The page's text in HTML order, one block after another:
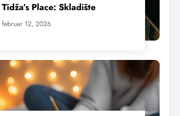
Tidža’s Place: Skladište
februar 12, 2026